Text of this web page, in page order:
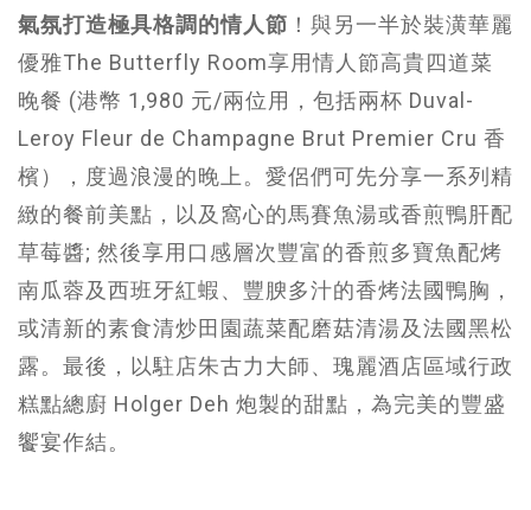
氣氛打造極具格調的情人節 ！與另一半於裝潢華麗
優雅The Butterfly Room享用情人節高貴四道菜
晚餐 (港幣 1,980 元/兩位用，包括兩杯 Duval-
Leroy Fleur de Champagne Brut Premier Cru 香
檳），度過浪漫的晚上。愛侶們可先分享一系列精
緻的餐前美點，以及窩心的馬賽魚湯或香煎鴨肝配
草莓醬; 然後享用口感層次豐富的香煎多寶魚配烤
南瓜蓉及西班牙紅蝦、豐腴多汁的香烤法國鴨胸，
或清新的素食清炒田園蔬菜配磨菇清湯及法國黑松
露。最後，以駐店朱古力大師、瑰麗酒店區域行政
糕點總廚 Holger Deh 炮製的甜點，為完美的豐盛
饗宴作結。